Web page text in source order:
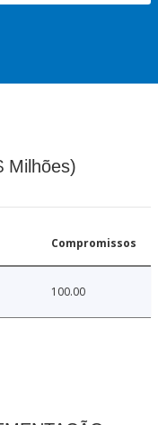
Milhões)
Compromissos
100.00